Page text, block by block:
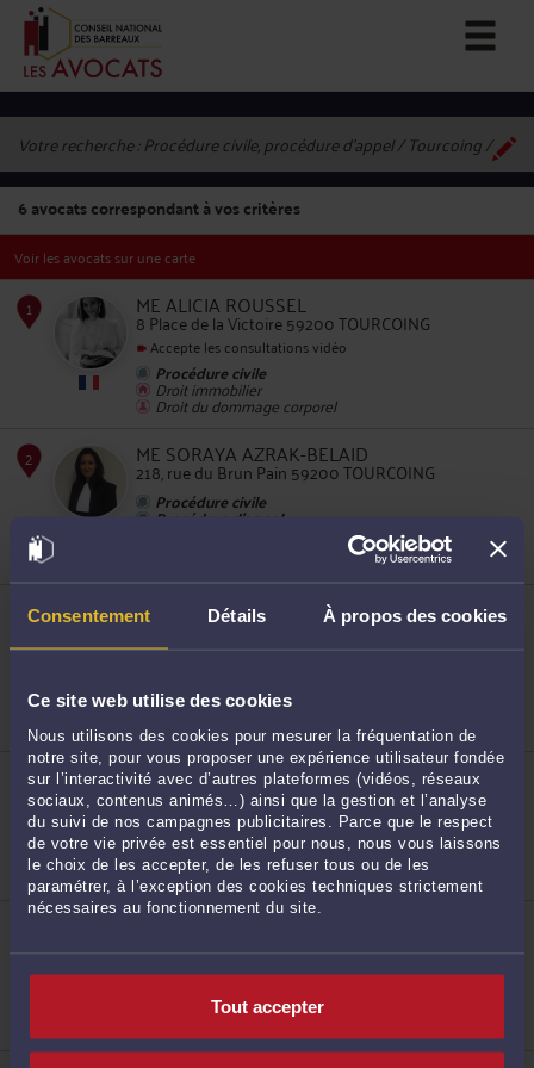
Consentement Détails À propos des cookies
Ce site web utilise des cookies
Nous utilisons des cookies pour mesurer la fréquentation de
notre site, pour vous proposer une expérience utilisateur fondée
sur l’interactivité avec d’autres plateformes (vidéos, réseaux
sociaux, contenus animés…) ainsi que la gestion et l’analyse
du suivi de nos campagnes publicitaires. Parce que le respect
de votre vie privée est essentiel pour nous, nous vous laissons
le choix de les accepter, de les refuser tous ou de les
paramétrer, à l’exception des cookies techniques strictement
nécessaires au fonctionnement du site.
Tout accepter
Votre recherche :Procédure civile, procédure d'appel / Tourcoing
6avocats correspondant à vos critères
Voir les avocats sur une carte
ME ALICIA ROUSSEL
8 Place de la Victoire 59200 TOURCOING
Accepte les consultations vidéo
Procédure civile
Droit immobilier
Droit du dommage corporel
2
ME SORAYA AZRAK-BELAID
218, rue du Brun Pain 59200 TOURCOING
Procédure civile
Procédure d'appel
Droit de la famille, des personnes et de leur
3
ME LOUISE MARTEL
445 Boulevard Gambetta - 8ème étage 59200
TOURCOING
Procédure d'appel
Droit des étrangers et de la nationalité
Droit routier et de la circulation routière
4
ME ALEXIS FLAMENT
445 Boulevard Gambetta 59200 TOURCOING
Accepte les consultations vidéo
Procédure civile
Droit du travail
Droit de la sécurité sociale
Accepte les consultations vidéo
Procédure d'appel
Droit de la famille, divorce, séparation